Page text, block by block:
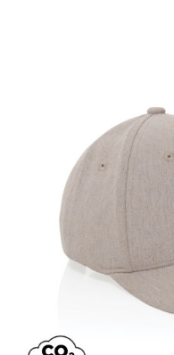
Verjaardagen
Voetbal, EK en WK
Voor de bouw
Zomergeschenken
Zomerpakketten